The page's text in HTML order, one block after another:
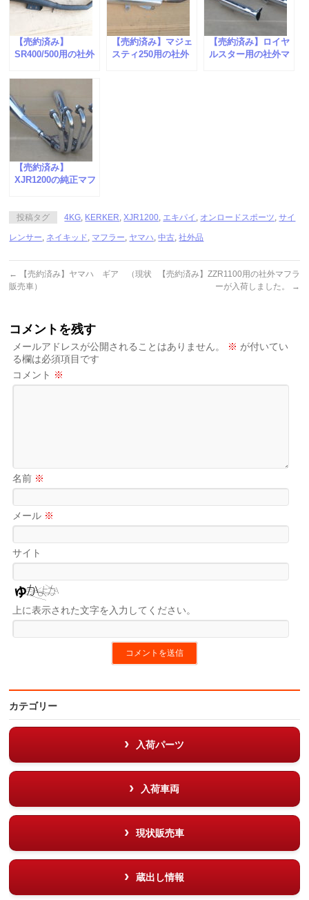
【売約済み】
SR400/500用の社外
した。
【売約済み】マジェ
スティ250用の社外
【売約済み】ロイヤ
ルスター用の社外マ
【売約済み】
XJR1200の純正マフ
投稿タグ 4KG KERKER ,XJR1200 エキパイ オンロードスポーツ ,サイ
レンサー ネイキッド マフラー ヤマハ ,中古 ,社外品
←
【売約済み】ヤマハ ギア （現状
販売車）
【売約済み】ZZR1100用の社外マフラ
ーが入荷しました。
→
コメントを残す
メールアドレスが公開されることはありません。 ※ が付いてい
る欄は必須項目です
コメント ※
名前 ※
メール ※
サイト
上に表示された文字を入力してください。
カテゴリー
入荷パーツ
入荷車両
現状販売車
蔵出し情報